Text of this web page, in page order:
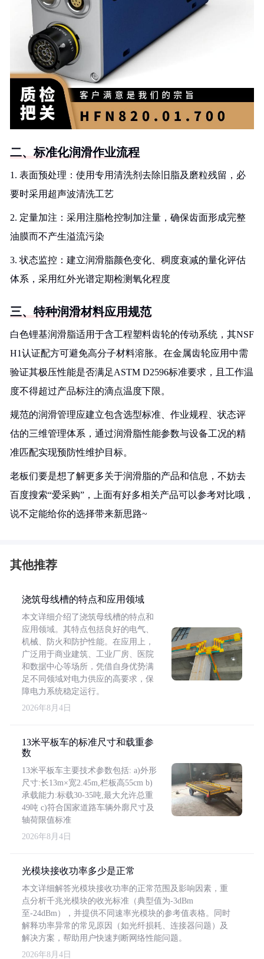
二、标准化润滑作业流程
1. 表面预处理：使用专用清洗剂去除旧脂及磨粒残留，必
要时采用超声波清洗工艺
2. 定量加注：采用注脂枪控制加注量，确保齿面形成完整
油膜而不产生溢流污染
3. 状态监控：建立润滑脂颜色变化、稠度衰减的量化评估
体系，采用红外光谱定期检测氧化程度
三、特种润滑材料应用规范
白色锂基润滑脂适用于含工程塑料齿轮的传动系统，其NSF
H1认证配方可避免高分子材料溶胀。在金属齿轮应用中需
验证其极压性能是否满足ASTM D2596标准要求，且工作温
度不得超过产品标注的滴点温度下限。
规范的润滑管理应建立包含选型标准、作业规程、状态评
估的三维管理体系，通过润滑脂性能参数与设备工况的精
准匹配实现预防性维护目标。
老板们要是想了解更多关于润滑脂的产品和信息，不妨去
百度搜索“爱采购”，上面有好多相关产品可以参考对比哦，
说不定能给你的选择带来新思路~
其他推荐
浇筑母线槽的特点和应用领域
本文详细介绍了浇筑母线槽的特点和
应用领域。其特点包括良好的电气、
机械、防火和防护性能。在应用上，
广泛用于商业建筑、工业厂房、医院
和数据中心等场所，凭借自身优势满
足不同领域对电力供应的高要求，保
障电力系统稳定运行。
2026年8月4日
13米平板车的标准尺寸和载重参
数
13米平板车主要技术参数包括: a)外形
尺寸:长13m×宽2.45m,栏板高55cm b)
承载能力:标载30-35吨,最大允许总重
49吨 c)符合国家道路车辆外廓尺寸及
轴荷限值标准
2026年8月4日
光模块接收功率多少是正常
本文详细解答光模块接收功率的正常范围及影响因素，重
点分析千兆光模块的收光标准（典型值为-3dBm
至-24dBm），并提供不同速率光模块的参考值表格。同时
解释功率异常的常见原因（如光纤损耗、连接器问题）及
解决方案，帮助用户快速判断网络性能问题。
2026年8月4日